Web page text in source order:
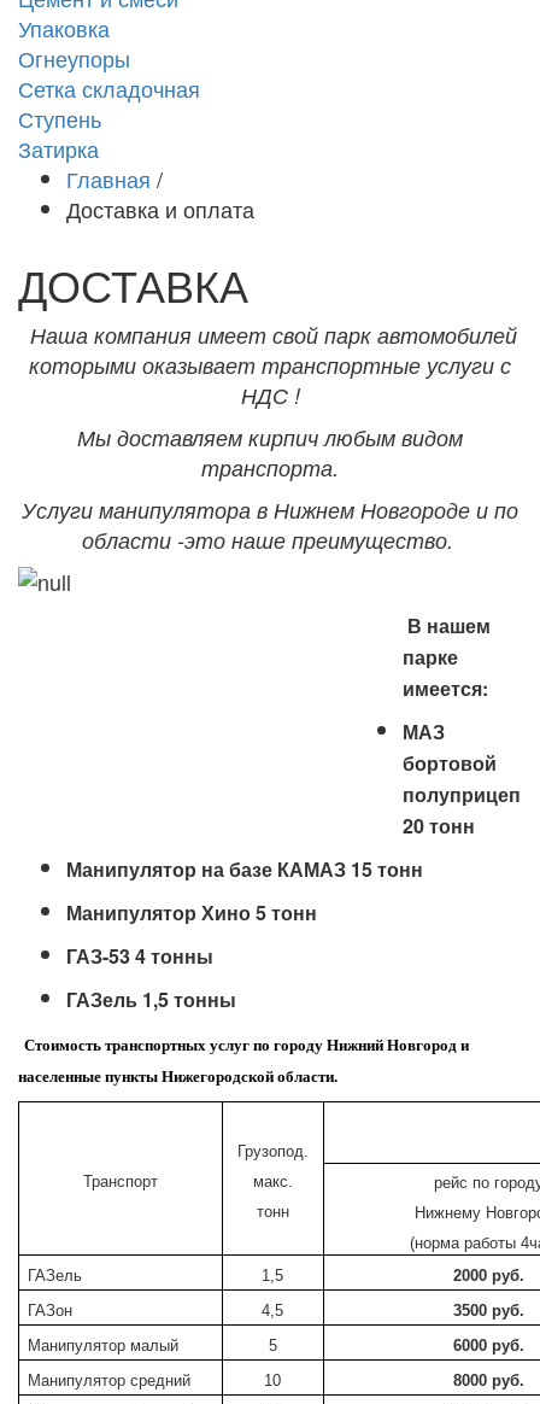
Упаковка
Огнеупоры
Сетка складочная
Ступень
Затирка
Главная /
Доставка и оплата
ДОСТАВКА
Наша компания имеет свой парк автомобилей
которыми оказывает транспортные услуги с
НДС !
Мы доставляем кирпич любым видом
транспорта.
Услуги манипулятора в Нижнем Новгороде и по
области -это наше преимущество.
В нашем
парке
имеется:
МАЗ
бортовой
полуприцеп
20 тонн
Манипулятор на базе КАМАЗ 15 тонн
Манипулятор Хино 5 тонн
ГАЗ-53 4 тонны
ГАЗель 1,5 тонны
Стоимость транспортных услуг по городу Нижний Новгород и
населенные пункты Нижегородской области.
Транспорт
Грузопод.
макс.
тонн
рейс по
Нижнему
(норма работы
ГАЗель
1,5
2000 руб.
ГАЗон
4,5
3500 руб.
Манипулятор малый
5
6000 руб.
Манипулятор средний
10
8000 руб.